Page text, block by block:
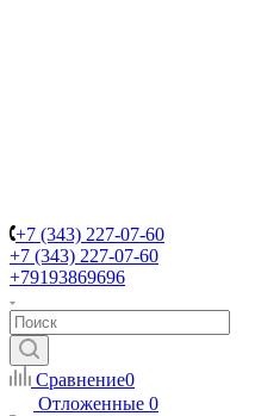
+7 (343) 227-07-60
+7 (343) 227-07-60
+79193869696
Сравнение0
Отложенные 0